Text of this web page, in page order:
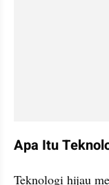
Apa Itu
Teknologi hijau